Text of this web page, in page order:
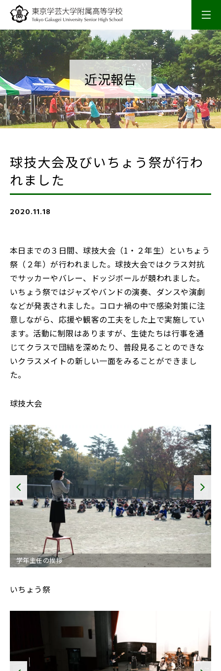
学校概要
校長室
スクールライフ
研究・研修
SSH活動
リンク集 アクセス・お問合せ
English 寄附
教職員募集
近況報告
球技大会及びいちょう祭が行わ
れました
2020.11.18
本日までの３日間、球技大会（1・２年生）といちょう
祭（２年）が行われました。球技大会ではクラス対抗
でサッカーやバレー、ドッジボールが競われました。
いちょう祭ではジャズやバンドの演奏、ダンスや演劇
などが発表されました。コロナ禍の中で感染対策に注
意しながら、応援や観客の工夫をした上で実施してい
ます。活動に制限はありますが、生徒たちは行事を通
じてクラスで団結を深めたり、普段見ることのできな
いクラスメイトの新しい一面をみることができまし
た。
球技大会
学年主任の挨拶
いちょう祭